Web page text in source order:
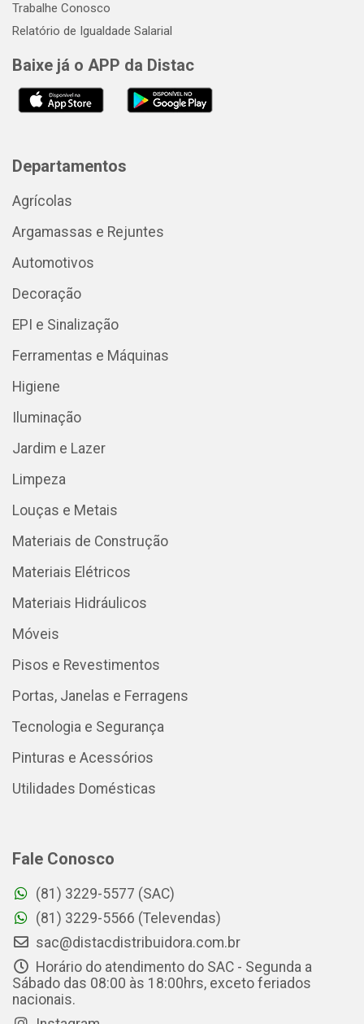
Trabalhe Conosco
Relatório de Igualdade Salarial
Baixe já o APP da Distac
Departamentos
Agrícolas
Argamassas e Rejuntes
Automotivos
Decoração
EPI e Sinalização
Ferramentas e Máquinas
Higiene
Iluminação
Jardim e Lazer
Limpeza
Louças e Metais
Materiais de Construção
Materiais Elétricos
Materiais Hidráulicos
Móveis
Pisos e Revestimentos
Portas, Janelas e Ferragens
Tecnologia e Segurança
Pinturas e Acessórios
Utilidades Domésticas
Fale Conosco
(81) 3229-5577 (SAC)
(81) 3229-5566 (Televendas)
sac@distacdistribuidora.com.br
Horário do atendimento do SAC - Segunda a
Sábado das 08:00 às 18:00hrs, exceto feriados
nacionais.